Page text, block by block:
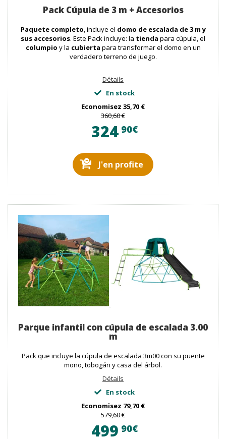
Pack Cúpula de 3 m + Accesorios
Paquete completo, incluye el domo de escalada de 3 my
sus accesorios. Este Pack incluye: la tienda para cúpula, el
columpio y la cubierta para transformar el domo en un
verdadero terreno de juego.
Détails
En stock
Economisez 35,70 €
360,60 €
324 90€
J'en profite
Parque infantil con cúpula de escalada 3.00
m
Pack que incluye la cúpula de escalada 3m00 con su puente
mono, tobogán y casa del árbol.
Détails
En stock
Economisez 79,70 €
579,60 €
499 90€